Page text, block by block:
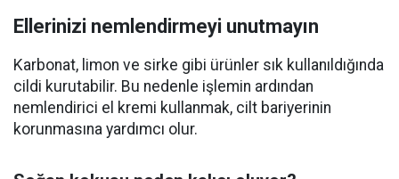
Ellerinizi nemlendirmeyi unutmayın
Karbonat, limon ve sirke gibi ürünler sık kullanıldığında
cildi kurutabilir. Bu nedenle işlemin ardından
nemlendirici el kremi kullanmak, cilt bariyerinin
korunmasına yardımcı olur.